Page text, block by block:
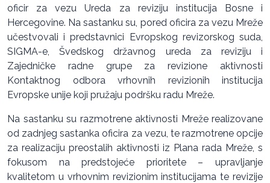
oficir za vezu Ureda za reviziju institucija Bosne i
Hercegovine. Na sastanku su, pored oficira za vezu Mreže
učestvovali i predstavnici Evropskog revizorskog suda,
SIGMA-e, Švedskog državnog ureda za reviziju i
Zajedničke radne grupe za revizione aktivnosti
Kontaktnog odbora vrhovnih revizionih institucija
Evropske unije koji pružaju podršku radu Mreže.
Na sastanku su razmotrene aktivnosti Mreže realizovane
od zadnjeg sastanka oficira za vezu, te razmotrene opcije
za realizaciju preostalih aktivnosti iz Plana rada Mreže, s
fokusom na predstojeće prioritete – upravljanje
kvalitetom u vrhovnim revizionim institucijama te revizije